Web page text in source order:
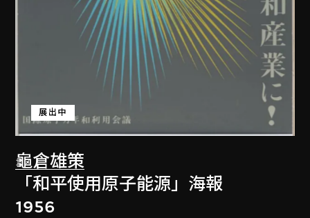
龜倉雄策
展出中
「和平使用原子能源」海報
1956